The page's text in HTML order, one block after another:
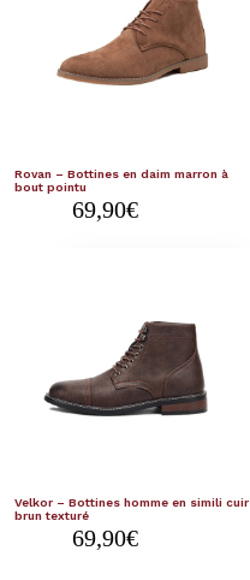
Rovan – Bottines en daim marron à
bout pointu
69,90€
Velkor – Bottines homme en simili cuir
brun texturé
69,90€